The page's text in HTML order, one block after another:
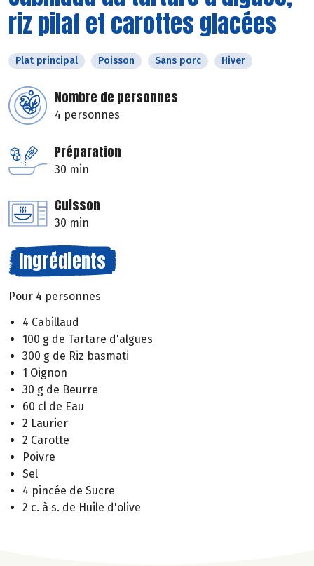
riz pilaf et carottes glacées
Plat principal Poisson Sans porc Hiver
Nombre de personnes
4 personnes
Préparation
30 min
Cuisson
30 min
Ingrédients
Pour 4 personnes
4 Cabillaud
100 g de Tartare d'algues
300 g de Riz basmati
1 Oignon
30 g de Beurre
60 cl de Eau
2 Laurier
2 Carotte
Poivre
Sel
4 pincée de Sucre
2 c. à s. de Huile d'olive